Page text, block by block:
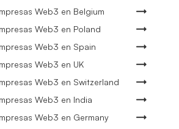
Web3 en Belgium
Web3 en Poland
Web3 en Spain
Web3 en UK
Web3 en Switzerland
Web3 en India
Web3 en Germany